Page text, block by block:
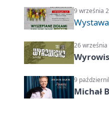
9 września
26
9
Michał